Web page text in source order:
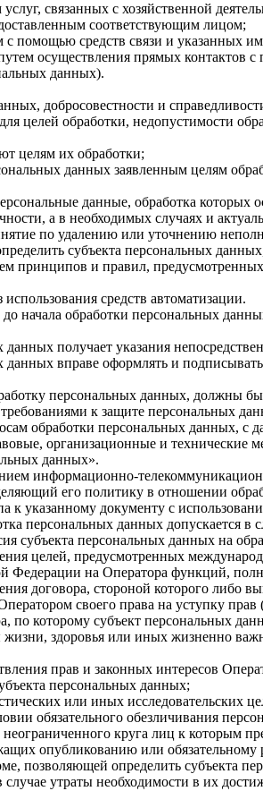
связанных с хозяйственной
соответствующим лицом;
с помощью средств связи и указанных
осуществления прямых контактов
данных).
добросовестности и
целей обработки, недопустимости
целям их обработки;
данных заявленным целям
данные, обработка которых
а в необходимых случаях и
по удалению или уточнению
субъекта персональных
принципов и правил,
средств автоматизации.
начала обработки персональных
получает указания
вправе оформлять и
персональных данных, должны
к защите персональных
обработки персональных данных,
организационные и технические
данных».
информационно-
его политику в отношении
к указанному документу с
персональных данных допускается в
субъекта персональных данных на
целей, предусмотренных
Федерации на Оператора функций,
договора, стороной которого либо
своего права на уступку
которому субъект персональных
здоровья или иных жизненно
прав и законных интересов
персональных данных;
или иных исследовательских
обязательного обезличивания
круга лиц к которым
опубликованию или
позволяющей определить субъекта
утраты необходимости в их